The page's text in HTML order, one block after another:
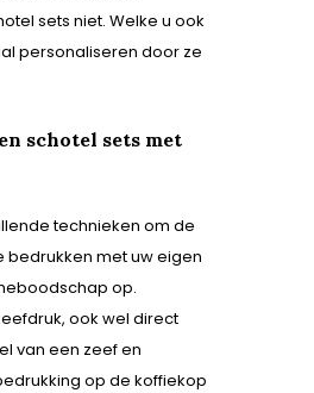
sets niet. Welke u ook
personaliseren door ze
schotel sets met
technieken om de
bedrukken met uw eigen
op.
ook wel direct
van een zeef en
op de koffiekop